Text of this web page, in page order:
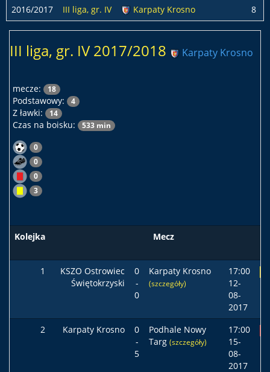
2016/2017
III liga, gr. IV Karpaty Krosno 8
III liga, gr. IV 2017/2018 Karpaty Krosno
mecze: 18
Podstawowy: 4
Z ławki: 14
Czas na boisku: 533 min
0
0
0
3
Kolejka Mecz
1
KSZO Ostrowiec
Świętokrzyski
0
-
0
Karpaty Krosno
(szczegóły)
17:00
12-
08-
2017
2 Karpaty Krosno
0
-
5
Podhale Nowy
Targ (szczegóły)
17:00
15-
08-
2017